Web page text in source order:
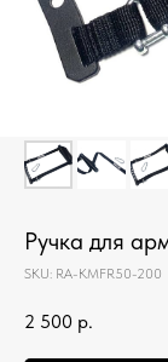
Ручка для
SKU: RA-KMFR50-200
2 500 р.